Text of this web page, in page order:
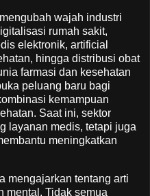
wajah industri
rumah sakit,
elektronik, artificial
hingga distribusi obat
farmasi dan kesehatan
peluang baru bagi
kemampuan
Saat ini, sektor
layanan medis, tetapi juga
meningkatkan
mengajarkan tentang arti
mental. Tidak semua